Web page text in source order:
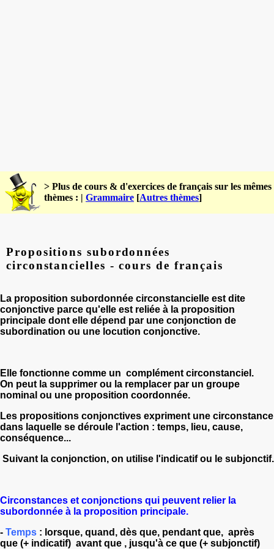
> Plus de cours & d'exercices de français sur les mêmes
thèmes : | Grammaire [Autres thèmes]
Propositions subordonnées
circonstancielles - cours de français
La proposition subordonnée circonstancielle est dite
conjonctive parce qu'elle est reliée à la proposition
principale dont elle dépend par une conjonction de
subordination ou une locution conjonctive.
Elle fonctionne comme un complément circonstanciel.
On peut la supprimer ou la remplacer par un groupe
nominal ou une proposition coordonnée.
Les propositions conjonctives expriment une circonstance
dans laquelle se déroule l'action : temps, lieu, cause,
conséquence...
Suivant la conjonction, on utilise l'indicatif ou le subjonctif.
Circonstances et conjonctions qui peuvent relier la
subordonnée à la proposition principale.
- Temps : lorsque, quand, dès que, pendant que, après
que (+ indicatif) avant que , jusqu'à ce que (+ subjonctif)